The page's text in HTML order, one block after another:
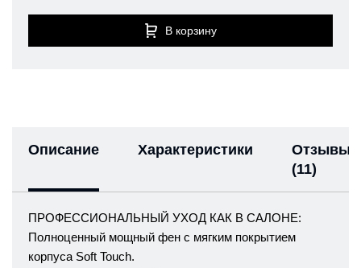
В корзину
Описание Характеристики
Отзывы
(11)
ПРОФЕССИОНАЛЬНЫЙ УХОД КАК В САЛОНЕ:
Полноценный мощный фен с мягким покрытием
корпуса Soft Touch.